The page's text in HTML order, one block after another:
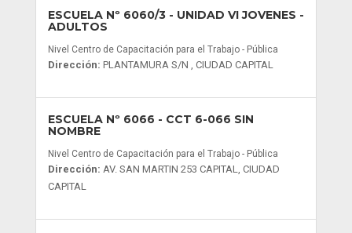
ESCUELA Nº 6060/3- UNIDAD VI JOVENES -
ADULTOS
Nivel Centro de Capacitación para el Trabajo - Pública
Dirección: PLANTAMURA S/N , CIUDAD CAPITAL
ESCUELA Nº 6066 - CCT 6-066 SIN
NOMBRE
Nivel Centro de Capacitación para el Trabajo - Pública
Dirección: AV. SAN MARTIN 253 CAPITAL, CIUDAD
CAPITAL